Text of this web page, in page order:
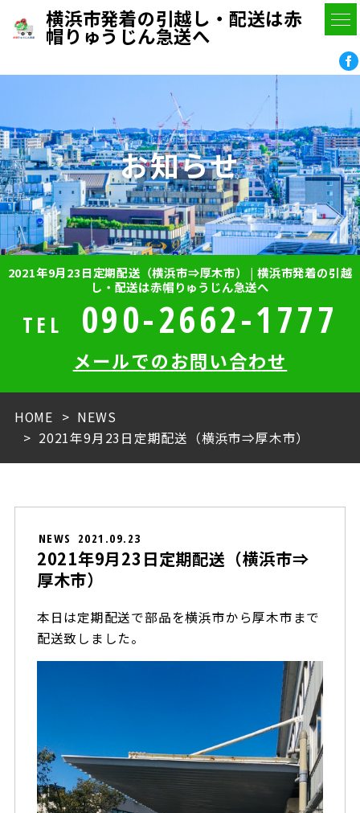
横浜市発着の引越し・配送は赤
帽りゅうじん急送へ
お知らせ
2021年9月23日定期配送（横浜市⇒厚木市） | 横浜市発着の引越
し・配送は赤帽りゅうじん急送へ
TEL 090-2662-1777
メールでのお問い合わせ
HOME
NEWS
2021年9月23日定期配送（横浜市⇒厚木市）
NEWS 2021.09.23
2021年9月23日定期配送（横浜市⇒
厚木市）
本日は定期配送で部品を横浜市から厚木市まで
配送致しました。